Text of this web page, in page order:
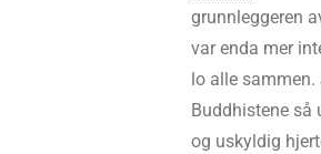
grunnleggeren
var enda mer
lo alle
Buddhistene så
og uskyldig